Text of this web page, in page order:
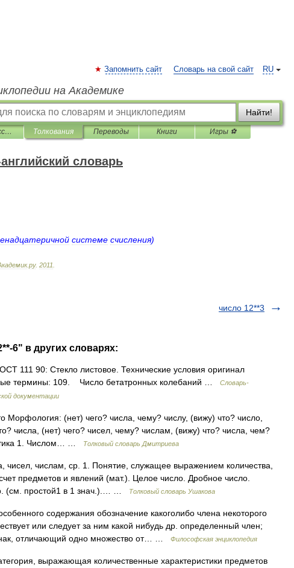
RU
Запомнить сайт Словарь на свой сайт
на Академике
Найти!
Универсальный русско-английский словарь Толкования Переводы Книги Игры ⚽
словарь
системе счисления)
.ру. 2011
число 12**3
6" в других словарях:
111 90: Стекло листовое. Технические условия оригинал
термины: 109. Число бетатронных колебаний …
Словарь-
документации
Морфология: (нет) чего? числа, чему? числу, (вижу) что? число,
числа, (нет) чего? чисел, чему? числам, (вижу) что? числа, чем?
1. Числом… …
Толковый словарь Дмитриева
числам, ср. 1. Понятие, служащее выражением количества,
предметов и явлений (мат.). Целое число. Дробное число.
(см. простой1 в 1 знач.).… …
Толковый словарь Ушакова
содержания обозначение какоголибо члена некоторого
или следует за ним какой нибудь др. определенный член;
отличающий одно множество от… …
Философская энциклопедия
выражающая количественные характеристики предметов